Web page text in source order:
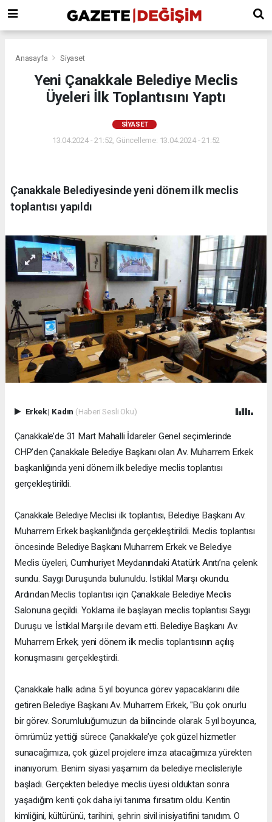
Anasayfa Siyaset
Yeni Çanakkale Belediye Meclis
Üyeleri İlk Toplantısını Yaptı
SIYASET
13.04.2024 - 21:52, Güncelleme: 13.04.2024 - 21:52
Çanakkale Belediyesinde yeni dönem ilk meclis
toplantısı yapıldı
Erkek| Kadın (Haberi Sesli Oku)
Çanakkale’de 31 Mart Mahalli İdareler Genel seçimlerinde
CHP’den Çanakkale Belediye Başkanı olan Av. Muharrem Erkek
başkanlığında yeni dönem ilk belediye meclis toplantısı
gerçekleştirildi.
Çanakkale Belediye Meclisi ilk toplantısı, Belediye Başkanı Av.
Muharrem Erkek başkanlığında gerçekleştirildi. Meclis toplantısı
öncesinde Belediye Başkanı Muharrem Erkek ve Belediye
Meclis üyeleri, Cumhuriyet Meydanındaki Atatürk Anıtı’na çelenk
sundu. Saygı Duruşunda bulunuldu. İstiklal Marşı okundu.
Ardından Meclis toplantısı için Çanakkale Belediye Meclis
Salonuna geçildi. Yoklama ile başlayan meclis toplantısı Saygı
Duruşu ve İstiklal Marşı ile devam etti. Belediye Başkanı Av.
Muharrem Erkek, yeni dönem ilk meclis toplantısının açılış
konuşmasını gerçekleştirdi.
Çanakkale halkı adına 5 yıl boyunca görev yapacaklarını dile
getiren Belediye Başkanı Av. Muharrem Erkek, "Bu çok onurlu
bir görev. Sorumluluğumuzun da bilincinde olarak 5 yıl boyunca,
ömrümüz yettiği sürece Çanakkale’ye çok güzel hizmetler
sunacağımıza, çok güzel projelere imza atacağımıza yürekten
inanıyorum. Benim siyasi yaşamım da belediye meclisleriyle
başladı. Gerçekten belediye meclis üyesi olduktan sonra
yaşadığım kenti çok daha iyi tanıma fırsatım oldu. Kentin
kimliğini, kültürünü, tarihini, şehrin sivil inisiyatifini tanıdım. O